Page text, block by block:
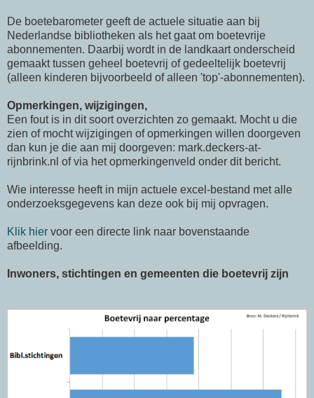
De boetebarometer geeft de actuele situatie aan bij
Nederlandse bibliotheken als het gaat om boetevrije
abonnementen. Daarbij wordt in de landkaart onderscheid
gemaakt tussen geheel boetevrij of gedeeltelijk boetevrij
(alleen kinderen bijvoorbeeld of alleen 'top'-abonnementen).
Opmerkingen, wijzigingen,
Een fout is in dit soort overzichten zo gemaakt. Mocht u die
zien of mocht wijzigingen of opmerkingen willen doorgeven
dan kun je die aan mij doorgeven: mark.deckers-at-
rijnbrink.nl of via het opmerkingenveld onder dit bericht.
Wie interesse heeft in mijn actuele excel-bestand met alle
onderzoeksgegevens kan deze ook bij mij opvragen.
Klik hier voor een directe link naar bovenstaande
afbeelding.
Inwoners, stichtingen en gemeenten die boetevrij zijn